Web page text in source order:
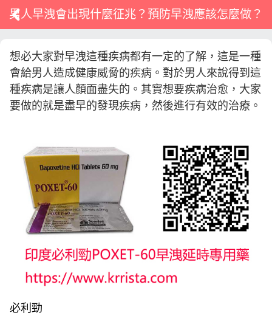
男人早洩會出現什麼征兆？預防早洩應該怎麼做？
想必大家對早洩這種疾病都有一定的了解，這是一種
會給男人造成健康威脅的疾病。對於男人來說得到這
種疾病是讓人顏面盡失的。其實想要疾病治愈，大家
要做的就是盡早的發現疾病，然後進行有效的治療。
必利勁